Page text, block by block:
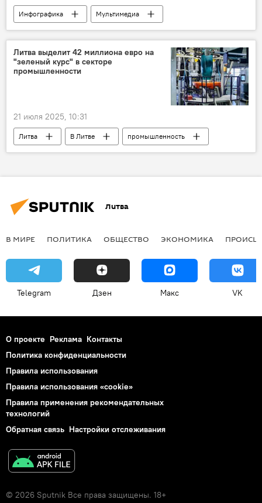
Инфографика
Мультимедиа
мороженое
Литва выделит 42 миллиона евро на
"зеленый курс" в секторе
промышленности
21 июля 2025, 10:31
Литва В Литве
промышленность
Министерство экономики Литвы
Литва
В МИРЕ ПОЛИТИКА ОБЩЕСТВО ЭКОНОМИКА
Telegram Дзен Макс VK
О проекте Реклама Контакты
Политика конфиденциальности
Правила использования
Правила использования «cookie»
Правила применения рекомендательных
технологий
Обратная связь Настройки отслеживания
© 2026 Sputnik Все права защищены. 18+